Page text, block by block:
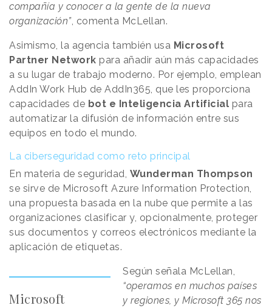
compañía y conocer a la gente de la nueva
organización”, comenta McLellan.
Asimismo, la agencia también usa Microsoft
Partner Network para añadir aún más capacidades
a su lugar de trabajo moderno. Por ejemplo, emplean
AddIn Work Hub de AddIn365, que les proporciona
capacidades de bot e Inteligencia Artificial para
automatizar la difusión de información entre sus
equipos en todo el mundo.
La ciberseguridad como reto principal
En materia de seguridad, Wunderman Thompson
se sirve de Microsoft Azure Information Protection,
una propuesta basada en la nube que permite a las
organizaciones clasificar y, opcionalmente, proteger
sus documentos y correos electrónicos mediante la
aplicación de etiquetas.
Microsoft
Según señala McLellan,
“operamos en muchos países
y regiones, y Microsoft 365 nos